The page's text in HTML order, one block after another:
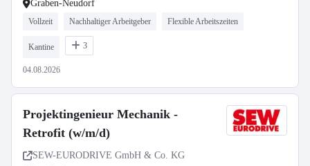
Graben-Neudorf
Vollzeit Nachhaltiger Arbeitgeber Flexible Arbeitszeiten
Kantine 3
04.08.2026
Projektingenieur Mechanik -
Retrofit (w/m/d)
SEW-EURODRIVE GmbH & Co. KG